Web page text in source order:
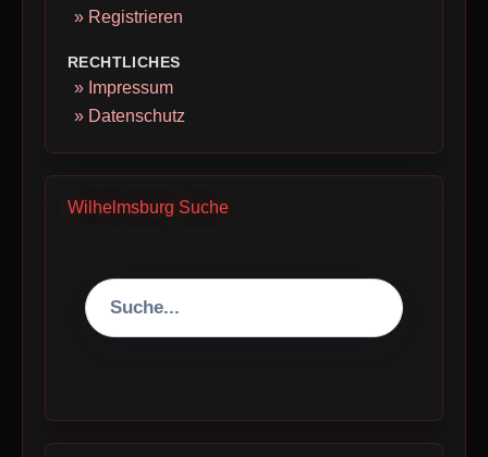
» Registrieren
RECHTLICHES
» Impressum
» Datenschutz
Wilhelmsburg Suche